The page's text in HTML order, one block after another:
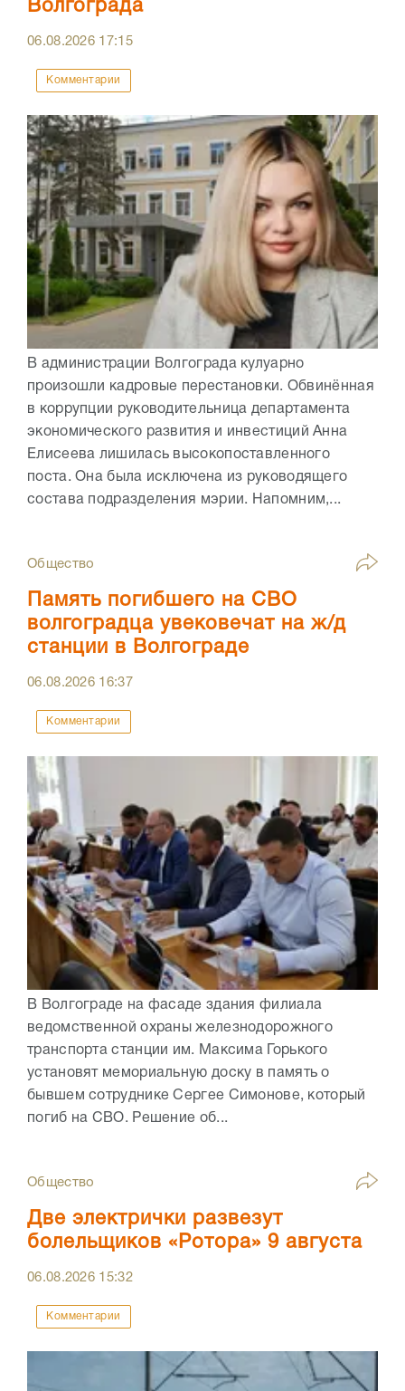
Волгограда
06.08.2026 17:15
Комментарии
В администрации Волгограда кулуарно
произошли кадровые перестановки. Обвинённая
в коррупции руководительница департамента
экономического развития и инвестиций Анна
Елисеева лишилась высокопоставленного
поста. Она была исключена из руководящего
состава подразделения мэрии. Напомним,...
Общество
Память погибшего на СВО
волгоградца увековечат на ж/д
станции в Волгограде
06.08.2026 16:37
Комментарии
В Волгограде на фасаде здания филиала
ведомственной охраны железнодорожного
транспорта станции им. Максима Горького
установят мемориальную доску в память о
бывшем сотруднике Сергее Симонове, который
погиб на СВО. Решение об...
Общество
Две электрички развезут
болельщиков «Ротора» 9 августа
06.08.2026 15:32
Комментарии